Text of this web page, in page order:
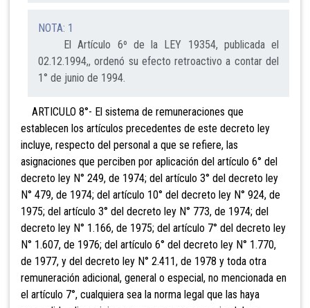
NOTA: 1
El Artículo 6º de la LEY 19354, publicada el
02.12.1994,, ordenó su efecto retroactivo a contar del
1° de junio de 1994.
ARTICULO 8°- El sistema de remuneraciones que
establecen los artículos precedentes de este decreto ley
incluye, respecto del personal a que se refiere, las
asignaciones que perciben por aplicación del artículo 6° del
decreto ley N° 249, de 1974; del artículo 3° del decreto ley
N° 479, de 1974; del artículo 10° del decreto ley N° 924, de
1975; del artículo 3° del decreto ley N° 773, de 1974; del
decreto ley N° 1.166, de 1975; del artículo 7° del decreto ley
N° 1.607, de 1976; del artículo 6° del decreto ley N° 1.770,
de 1977, y del decreto ley N° 2.411, de 1978 y toda otra
remuneración adicional, general o especial, no mencionada en
el artículo 7°, cualquiera sea la norma legal que las haya